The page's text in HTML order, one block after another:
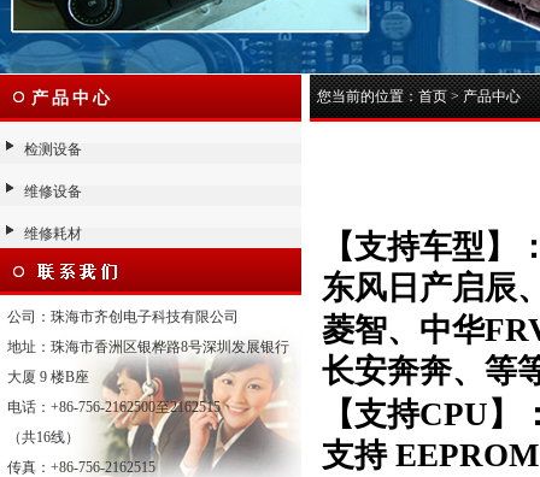
产品中心
检测设备
维修设备
维修耗材
公司：珠海市齐创电子科技有限公司
地址：珠海市香洲区银桦路8号深圳发展银行
大厦 9 楼B座
电话：+86-756-2162500至2162515
（共16线）
传真：+86-756-2162515
您当前的位置：首页>产品中心
【支持车型】
东风日产启辰
菱智、中华
长安奔奔、等
【支持CPU】
支持